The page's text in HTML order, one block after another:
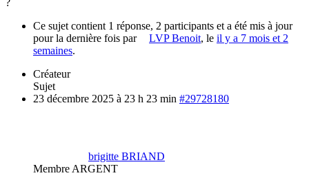
Ce sujet contient 1 réponse, 2 participants et a été mis à jour
pour la dernière fois par
LVP Benoit, le il y a 7 mois et 2
semaines.
Créateur
Sujet
23 décembre 2025 à 23 h 23 min #29728180
brigitte BRIAND
Membre ARGENT